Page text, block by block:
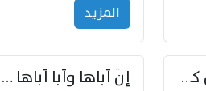
المزید
أفاطم مهلا بعض هذا التدلل … وإن كنت قد أزمعت صرمي فأجملي